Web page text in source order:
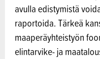
avulla edistymistä
raportoida. Tärkeä
maaperäyhteistyön
elintarvike- ja